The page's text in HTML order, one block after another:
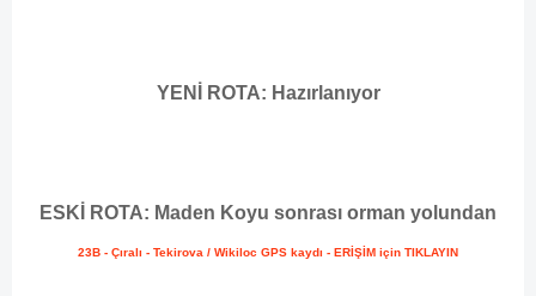
YENİ ROTA: Hazırlanıyor
ESKİ ROTA: Maden Koyu sonrası orman yolundan
23B - Çıralı - Tekirova / Wikiloc GPS kaydı - ERİŞİM için TIKLAYIN